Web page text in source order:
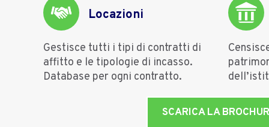
Locazioni
Gestisce tutti i tipi di contratti di
affitto e le tipologie di incasso.
Database per ogni contratto.
SCARICA LA